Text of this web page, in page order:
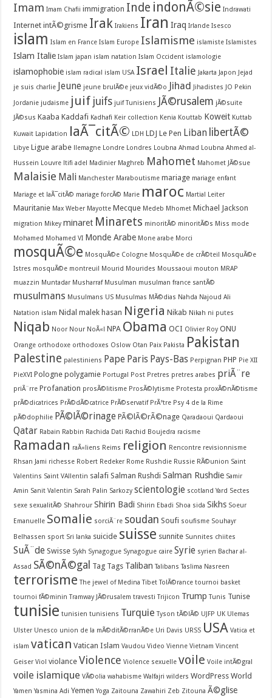
Imam Imam Chafii immigration Inde indonÃ©sie Indrawati
Internet intÃ©grisme Irak Irakiens Iran Iraq Irlande Isesco
islam Islam en France Islam Europe Islamisme islamiste Islamistes
Islam Italie Islam japan islam natation Islam Occident islamologie
islamophobie islam radical islam USA Israel Italie Jakarta Japon
Jejad
je suis charlie
Jeune jeune brulÃ©e jeux vidÃ©o Jihad Jihadistes
JO Pekin
Jordanie judaisme juif juifs juif Tunisiens JÃ©rusalem jÃ©suite
JÃ©sus Kaaba Kaddafi Kadhafi Keir collection Kenia Kouttab Koweit Kuttab
Kuwait Lapidation laÃ¯citÃ© LDH LDJ Le Pen Liban libertÃ©
Libye Ligue arabe llemagne Londre Londres Loubna Ahmad Loubna Ahmed al-
Hussein Louvre ltifi adel Madinier Maghreb Mahomet Mahomet JÃ©sue
Malaisie Mali Manchester Maraboutisme mariage mariage enfant
Mariage et laÃ¯citÃ© mariage forcÃ© Marie maroc Martial Leiter
Mauritanie Max Weber Mayotte Mecque Medeb Mhomet Michael Jackson
migration Mikey minaret Minarets minoritÃ© minoritÃ©s Miss mode
Mohamed Mohamed VI Monde Arabe Mone arabe Morci
mosquÃ©e MosquÃ©e Cologne MosquÃ©e de crÃ©teil
MosquÃ©e
Istres mosquÃ©e montreuil Mourid Mourides Moussaoui mouton MRAP
muazzin Muntadar Musharraf Musulman musulman france santÃ©
musulmans Musulmans US Musulmas MÃ©dias Nahda Najoud Ali
Natation islam Nidal malek hasan Nigeria Nikab Nikah ni putes
Niqab Noor Nour NoÃ«l NPA Obama OCI Olivier Roy ONU
Orange orthodoxe orthodoxes Oslow Otan Paix Pakista Pakistan
Palestine palestiniens Pape Paris Pays-Bas Perpignan PHP Pie XII
PieXVI Pologne polygamie Portugal Post Pretres pretres arabes priÃ¨re
priÃ¨rre Profanation prosÃ©litisme ProsÃ©lytisme Protesta proxÃ©nÃ©tisme
prÃ©dicatrices PrÃ©dÃ©catrice PrÃ©servatif PrÃªtre Psy 4 de la Rime
pÃ©dophilie PÃ©lÃ©rinage PÃ©lÃ©rÃ©nage Qaradaoui Qardaoui
Qatar Rabain Rabbin Rachida Dati Rachid Boujedra racisme
Ramadan raÃ«liens Reims religion Rencontre revisionnisme
Rhsan Jami richesse Robert Redeker Rome Rushdie Russie RÃ©union Saint
Valentins Saint VAllentin salafi Salman Rushdi Salman Rushdie Samir
Amin Sanit Valentin Sarah Palin Sarkozy scientologie scotland Yard Sectes
sexe sexualitÃ© Shahrour Shirin Badi Shirin Ebadi Shoa sida Sikhs Soeur
Emanuelle Somalie sorciÃ¨re soudan Soufi soufisme Souhayr
Belhassen sport Sri lanka suicide suisse sunnite Sunnites chiites
SuÃ¨de Swisse Sykh Synagogue Synagogue caire Syrie syrien Bachar al-
Assad SÃ©nÃ©gal Tag Tags Taliban Talibans Taslima Nasreen
terrorisme The jewel of Medina Tibet TolÃ©rance tournoi basket
tournoi fÃ©minin Tramway JÃ©rusalem travesti Trijicon Trump Tunis Tunise
tunisie tunisien tunisiens Turquie Tyson tÃ©lÃ© UJFP UK Ulemas
Ulster Unesco union de la mÃ©ditÃ©rranÃ©e Uri Davis URSS USA Vatica et
islam vatican Vatican Islam Vaudou Video Vienne Vietnam Vincent
Geiser Viol violance Violence Violence sexuelle voile Voile intÃ©gral
voile islamique VÃ©olia wahabisme Walfajri wilders WordPress World
Yamen Yasmina Adi Yemen Yoga Zaitouna Zawahiri Zeb Zitouna Ã©glise